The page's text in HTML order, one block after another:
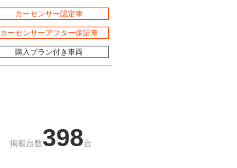
カーセンサー認定車
カーセンサーアフター保証車
購入プラン付き車両
掲載台数398台